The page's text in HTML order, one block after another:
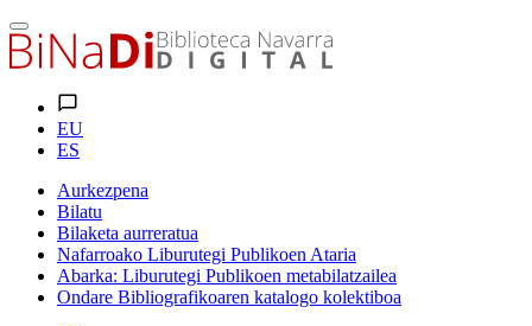
EU
ES
Aurkezpena
Bilatu
Bilaketa aurreratua
Nafarroako Liburutegi Publikoen Ataria
Abarka: Liburutegi Publikoen metabilatzailea
Ondare Bibliografikoaren katalogo kolektiboa